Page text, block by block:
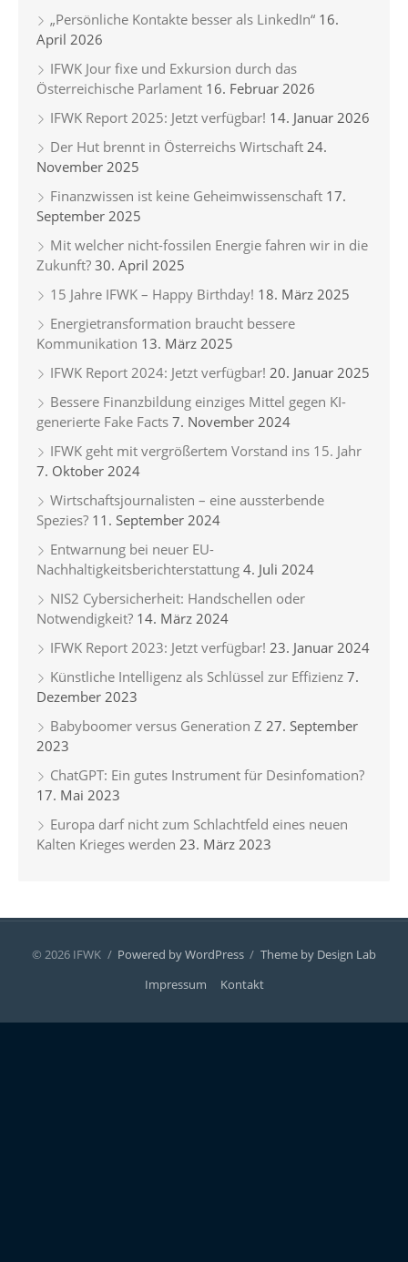
„Persönliche Kontakte besser als LinkedIn“ 16.
April 2026
IFWK Jour fixe und Exkursion durch das
Österreichische Parlament 16. Februar 2026
IFWK Report 2025: Jetzt verfügbar! 14. Januar 2026
Der Hut brennt in Österreichs Wirtschaft 24.
November 2025
Finanzwissen ist keine Geheimwissenschaft 17.
September 2025
Mit welcher nicht-fossilen Energie fahren wir in die
Zukunft? 30. April 2025
15 Jahre IFWK – Happy Birthday! 18. März 2025
Energietransformation braucht bessere
Kommunikation 13. März 2025
IFWK Report 2024: Jetzt verfügbar! 20. Januar 2025
Bessere Finanzbildung einziges Mittel gegen KI-
generierte Fake Facts 7. November 2024
IFWK geht mit vergrößertem Vorstand ins 15. Jahr
7. Oktober 2024
Wirtschaftsjournalisten – eine aussterbende
Spezies? 11. September 2024
Entwarnung bei neuer EU-
Nachhaltigkeitsberichterstattung 4. Juli 2024
NIS2 Cybersicherheit: Handschellen oder
Notwendigkeit? 14. März 2024
IFWK Report 2023: Jetzt verfügbar! 23. Januar 2024
Künstliche Intelligenz als Schlüssel zur Effizienz 7.
Dezember 2023
Babyboomer versus Generation Z 27. September
2023
ChatGPT: Ein gutes Instrument für Desinfomation?
17. Mai 2023
Europa darf nicht zum Schlachtfeld eines neuen
Kalten Krieges werden 23. März 2023
© 2026 IFWK / Powered by WordPress / Theme by Design Lab
Impressum
Kontakt